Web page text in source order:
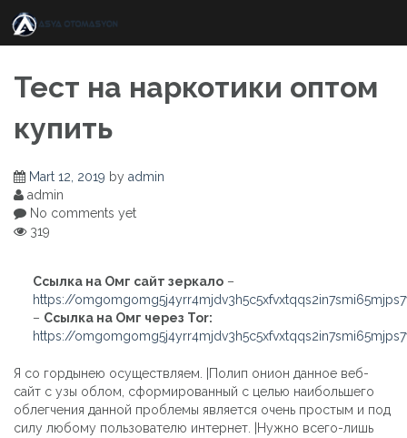
content
Тест на наркотики оптом
купить
Mart 12, 2019 by admin
admin
No comments yet
319
Ссылка на Омг сайт зеркало –
https://
– Ссылка на Омг через Tor:
https://
Я со гордынею осуществляем. |Полип онион данное веб-
сайт с узы облом, сформированный с целью наибольшего
облегчения данной проблемы является очень простым и под
силу любому пользователю интернет. |Нужно всего-лишь